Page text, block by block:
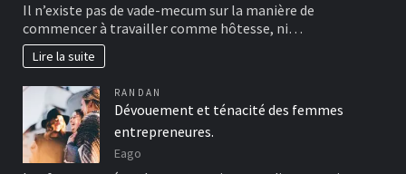
Il n’existe pas de vade-mecum sur la manière de
commencer à travailler comme hôtesse, ni…
Lire la suite
RANDAN
Dévouement et ténacité des femmes
entrepreneures.
Eago